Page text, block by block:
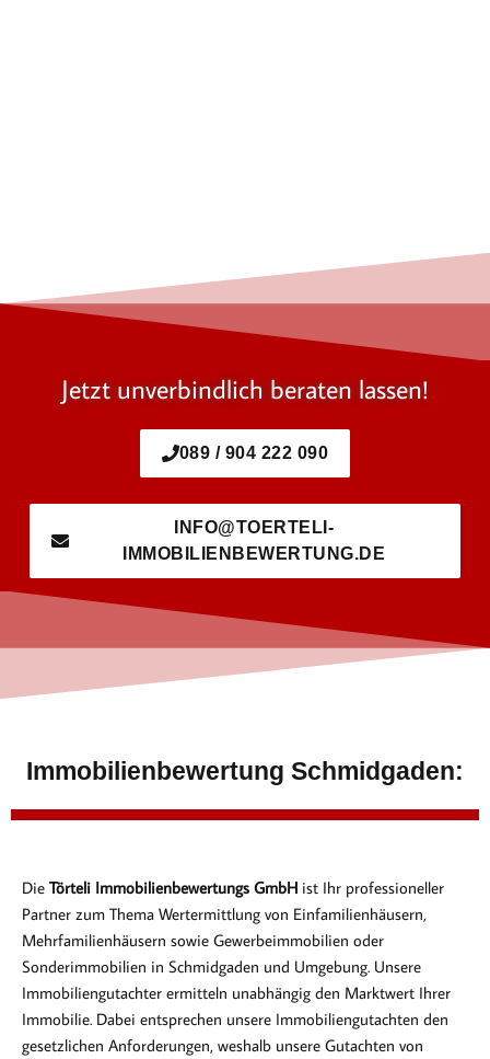
Jetzt unverbindlich beraten lassen!
089 / 904 222 090
INFO@TOERTELI-
IMMOBILIENBEWERTUNG.DE
Immobilienbewertung Schmidgaden:
Die Törteli Immobilienbewertungs GmbH ist Ihr professioneller
Partner zum Thema Wertermittlung von Einfamilienhäusern,
Mehrfamilienhäusern sowie Gewerbeimmobilien oder
Sonderimmobilien in Schmidgaden und Umgebung. Unsere
Immobiliengutachter ermitteln unabhängig den Marktwert Ihrer
Immobilie. Dabei entsprechen unsere Immobiliengutachten den
gesetzlichen Anforderungen, weshalb unsere Gutachten von